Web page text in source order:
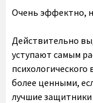
Очень эффектно,
Действительно
уступают самым
психологического
более ценными,
лучшие защитники